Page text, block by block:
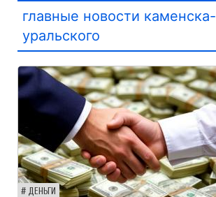
главные новости каменска-
уральского
ДЕНЬГИ